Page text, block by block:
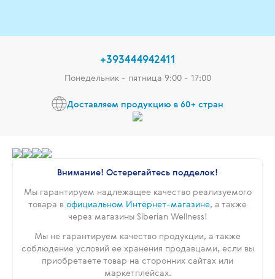
+393444942411
Понедельник - пятница 9:00 - 17:00
Доставляем продукцию в 60+ стран
Внимание! Остерегайтесь подделок!
Мы гарантируем надлежащее качество реализуемого
товара в официальном Интернет-магазине, а также
через магазины Siberian Wellness!
Мы не гарантируем качество продукции, а также
соблюдение условий ее хранения продавцами, если вы
приобретаете товар на сторонних сайтах или
маркетплейсах.